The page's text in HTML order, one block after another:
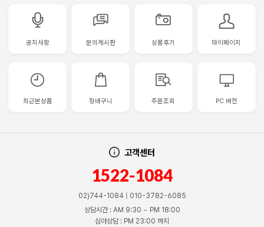
공지사항 문의게시판 상품후기 마이페이지
최근본상품 장바구니 주문조회 PC 버전
고객센터
1522-1084
02)744-1084 | 010-3782-6085
상담시간 : AM 9:30 ~ PM 18:00
심야상담 : PM 23:00 까지